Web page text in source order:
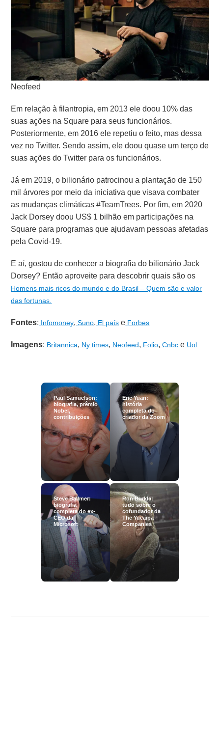
Neofeed
Em relação à filantropia, em 2013 ele doou 10% das
suas ações na Square para seus funcionários.
Posteriormente, em 2016 ele repetiu o feito, mas dessa
vez no Twitter. Sendo assim, ele doou quase um terço de
suas ações do Twitter para os funcionários.
Já em 2019, o bilionário patrocinou a plantação de 150
mil árvores por meio da iniciativa que visava combater
as mudanças climáticas #TeamTrees. Por fim, em 2020
Jack Dorsey doou US$ 1 bilhão em participações na
Square para programas que ajudavam pessoas afetadas
pela Covid-19.
E aí, gostou de conhecer a biografia do bilionário Jack
Dorsey? Então aproveite para descobrir quais são os
Homens mais ricos do mundo e do Brasil – Quem são e valor
das fortunas.
Fontes: Infomoney, Suno, El país e Forbes
Imagens: Britannica, Ny times, Neofeed, Folio, Cnbc e Uol
Paul Samuelson:
biografia, prêmio
Nobel,
contribuições
Eric Yuan:
história
completa do
criador da Zoom
Steve Ballmer:
biografia
completa do ex-
CEO da
Microsoft
Ron Burkle:
tudo sobre o
cofundador da
The Yucaipa
Companies